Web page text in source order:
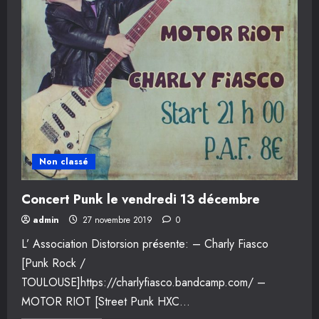
Non classé
Concert Punk le vendredi 13 décembre
admin 27 novembre 2019 0
L’ Association Distorsion présente: – Charly Fiasco
[Punk Rock /
TOULOUSE]https://charlyfiasco.bandcamp.com/ –
MOTOR RIOT [Street Punk HXC...